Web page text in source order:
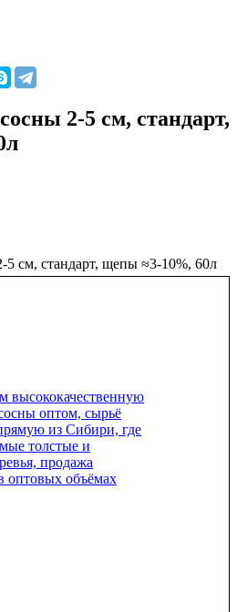
2-5 см, стандарт,
5 см, стандарт, щепы ≈3-10%, 60л